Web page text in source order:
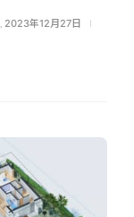
2023年12月27日